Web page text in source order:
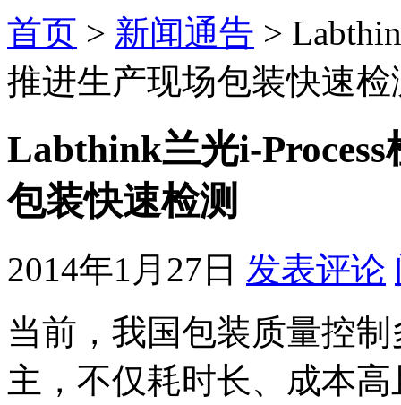
首页 > 新闻通告 >
推进生产现场包装快速检
Labthink兰光i-
包装快速检测
2014年1月27日 发表评论
当前，我国包装质量控
主，不仅耗时长、成本